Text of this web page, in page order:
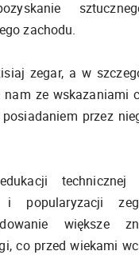
zachodu.
zegar, a w
ze wskazaniami
przez
technicznej
popularyzacji
większe
co przed wiekami